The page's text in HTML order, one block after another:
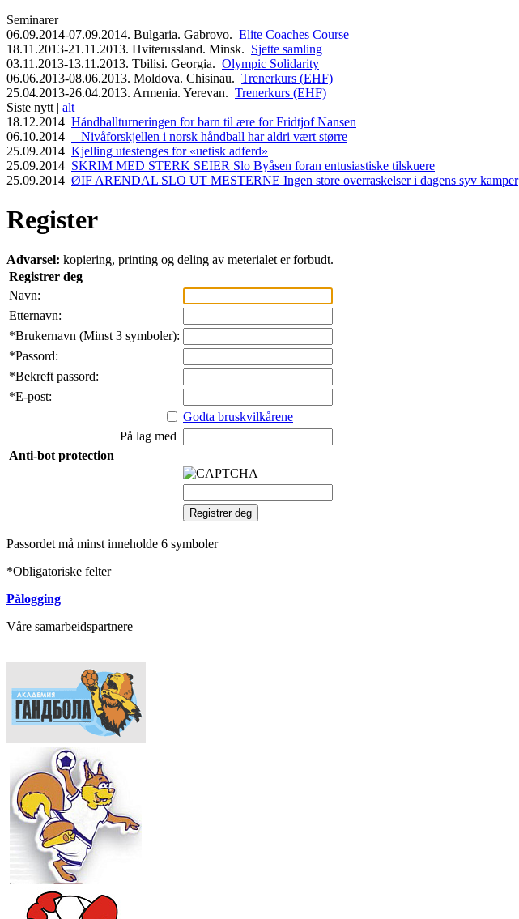
Seminarer
06.09.2014-07.09.2014. Bulgaria. Gabrovo. Elite Coaches Course
18.11.2013-21.11.2013. Hviterussland. Minsk. Sjette samling
03.11.2013-13.11.2013. Tbilisi. Georgia. Olympic Solidarity
06.06.2013-08.06.2013. Moldova. Chisinau. Trenerkurs (EHF)
25.04.2013-26.04.2013. Armenia. Yerevan. Trenerkurs (EHF)
Siste nytt | alt
18.12.2014 Håndballturneringen for barn til ære for Fridtjof Nansen
06.10.2014 – Nivåforskjellen i norsk håndball har aldri vært større
25.09.2014 Kjelling utestenges for «uetisk adferd»
25.09.2014 SKRIM MED STERK SEIER Slo Byåsen foran entusiastiske tilskuere
25.09.2014 ØIF ARENDAL SLO UT MESTERNE Ingen store overraskelser i dagens syv kamper
Register
Advarsel: kopiering, printing og deling av meterialet er forbudt.
Registrer deg
Navn:
Etternavn:
*Brukernavn (Minst 3 symboler):
*Passord:
*Bekreft passord:
*E-post:
Godta bruskvilkårene
På lag med
Anti-bot protection
Passordet må minst inneholde 6 symboler
*Obligatoriske felter
Pålogging
Våre samarbeidspartnere